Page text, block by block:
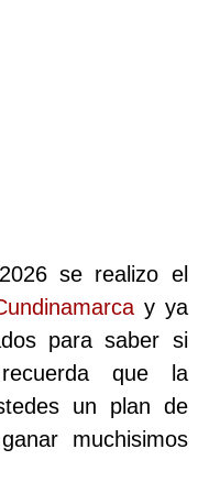
se realizo el
y ya
para saber si
que la
un plan de
muchisimos